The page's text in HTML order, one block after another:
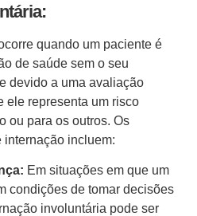
quando um paciente é
de saúde sem o seu
devido a uma avaliação
ele representa um risco
ou para os outros. Os
internação incluem:
Em situações em que um
condições de tomar decisões
involuntária pode ser